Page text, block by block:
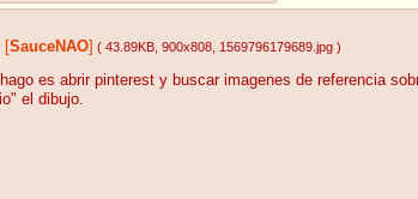
[SauceNAO] ( 43.89KB , 900x808 , 1569796179689.jpg )
es abrir pinterest y buscar imagenes de referencia
el dibujo.